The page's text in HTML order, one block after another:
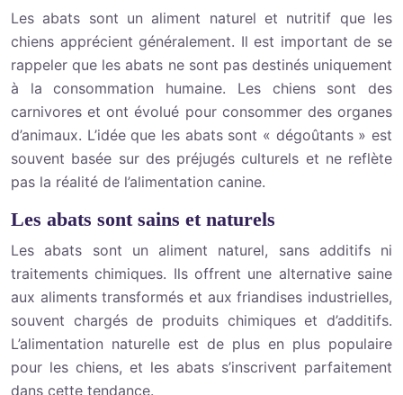
Les abats sont un aliment naturel et nutritif que les
chiens apprécient généralement. Il est important de se
rappeler que les abats ne sont pas destinés uniquement
à la consommation humaine. Les chiens sont des
carnivores et ont évolué pour consommer des organes
d’animaux. L’idée que les abats sont « dégoûtants » est
souvent basée sur des préjugés culturels et ne reflète
pas la réalité de l’alimentation canine.
Les abats sont sains et naturels
Les abats sont un aliment naturel, sans additifs ni
traitements chimiques. Ils offrent une alternative saine
aux aliments transformés et aux friandises industrielles,
souvent chargés de produits chimiques et d’additifs.
L’alimentation naturelle est de plus en plus populaire
pour les chiens, et les abats s’inscrivent parfaitement
dans cette tendance.